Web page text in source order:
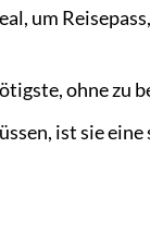
um
ohne zu
ist sie